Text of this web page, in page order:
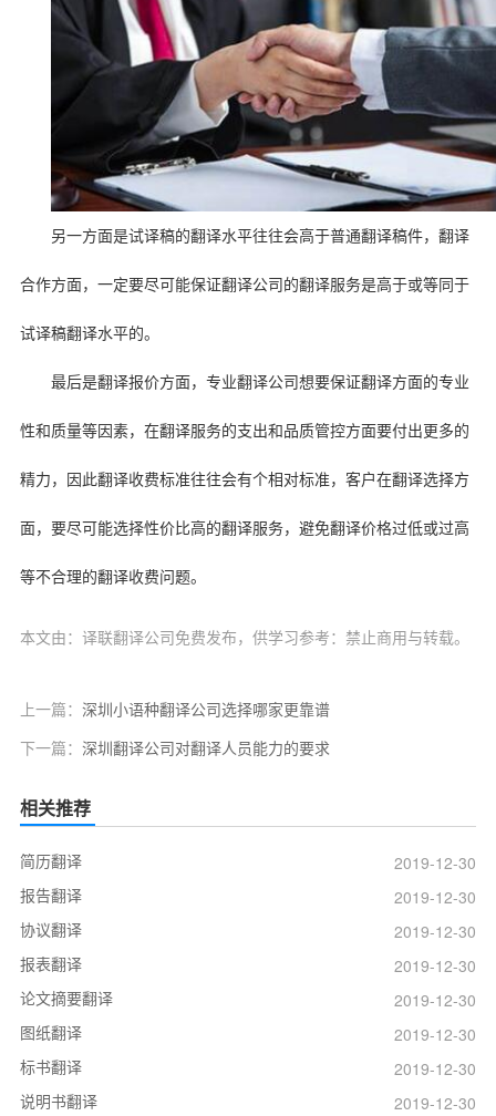
另一方面是试译稿的翻译水平往往会高于普通翻译稿件，翻译
合作方面，一定要尽可能保证翻译公司的翻译服务是高于或等同于
试译稿翻译水平的。
最后是翻译报价方面，专业翻译公司想要保证翻译方面的专业
性和质量等因素，在翻译服务的支出和品质管控方面要付出更多的
精力，因此翻译收费标准往往会有个相对标准，客户在翻译选择方
面，要尽可能选择性价比高的翻译服务，避免翻译价格过低或过高
等不合理的翻译收费问题。
本文由：译联翻译公司免费发布，供学习参考：禁止商用与转载。
上一篇： 深圳小语种翻译公司选择哪家更靠谱
下一篇： 深圳翻译公司对翻译人员能力的要求
相关推荐
简历翻译
2019-12-30
报告翻译
2019-12-30
协议翻译
2019-12-30
报表翻译
2019-12-30
论文摘要翻译
2019-12-30
图纸翻译
2019-12-30
标书翻译
2019-12-30
说明书翻译
2019-12-30